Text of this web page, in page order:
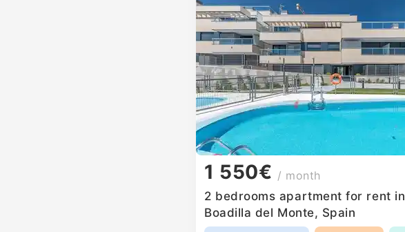
1 550€ / month
2 bedrooms apartment for rent in
Boadilla del Monte, Spain